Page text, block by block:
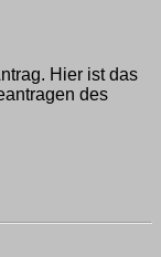
Hier ist das
des